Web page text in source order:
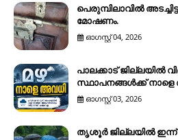
പെരുമ്പിലാവിൽ
മോഷണം.
ഓഗസ്റ്റ് 04, 2026
പാലക്കാട് ജില്ലയിൽ
സ്ഥാപനങ്ങൾക്ക്
ഓഗസ്റ്റ് 03, 2026
തൃശൂർ ജില്ലയിൽ ഇന്ന്